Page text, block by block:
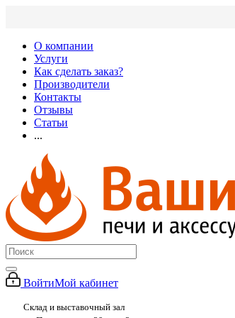
О компании
Услуги
Как сделать заказ?
Производители
Контакты
Отзывы
Статьи
...
ВойтиМой кабинет
Склад и выставочный зал